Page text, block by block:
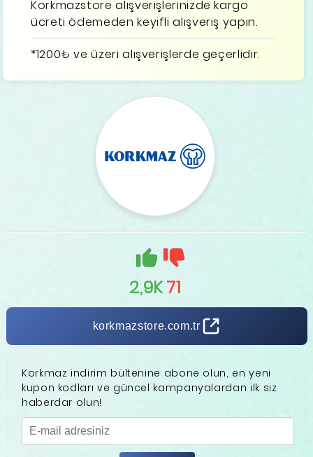
Korkmazstore alışverişlerinizde kargo
ücreti ödemeden keyifli alışveriş yapın.
*1200₺ ve üzeri alışverişlerde geçerlidir.
2,9K71
korkmazstore.com.tr
Korkmaz indirim bültenine abone olun, en yeni
kupon kodları ve güncel kampanyalardan ilk siz
haberdar olun!